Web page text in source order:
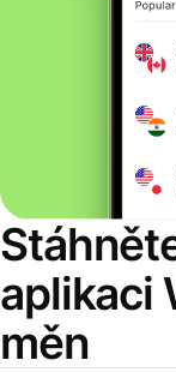
aplikaci
měn